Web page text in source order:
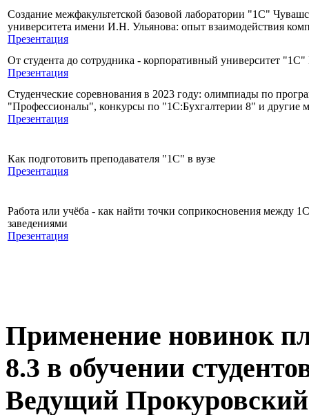
Создание межфакультетской базовой лаборатории "1C"
университета имени И.Н. Ульянова: опыт взаимодействия
Презентация
От студента до сотрудника - корпоративный университет
Презентация
Студенческие соревнования в 2023 году: олимпиады по
"Профессионалы", конкурсы по "1С:Бухгалтерии 8" и другие
Презентация
Как подготовить преподавателя "1С" в вузе
Презентация
Работа или учёба - как найти точки соприкосновения между
заведениями
Презентация
Применение новинок
8.3 в обучении
Ведущий